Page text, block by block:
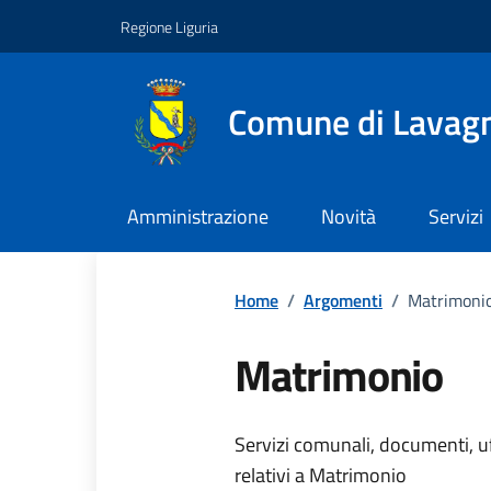
Regione Liguria
Comune di
Amministrazione Novità Servizi
Home / Argomenti /
Matrimonio
Dettagli
Servizi comunali, documenti,
relativi a Matrimonio